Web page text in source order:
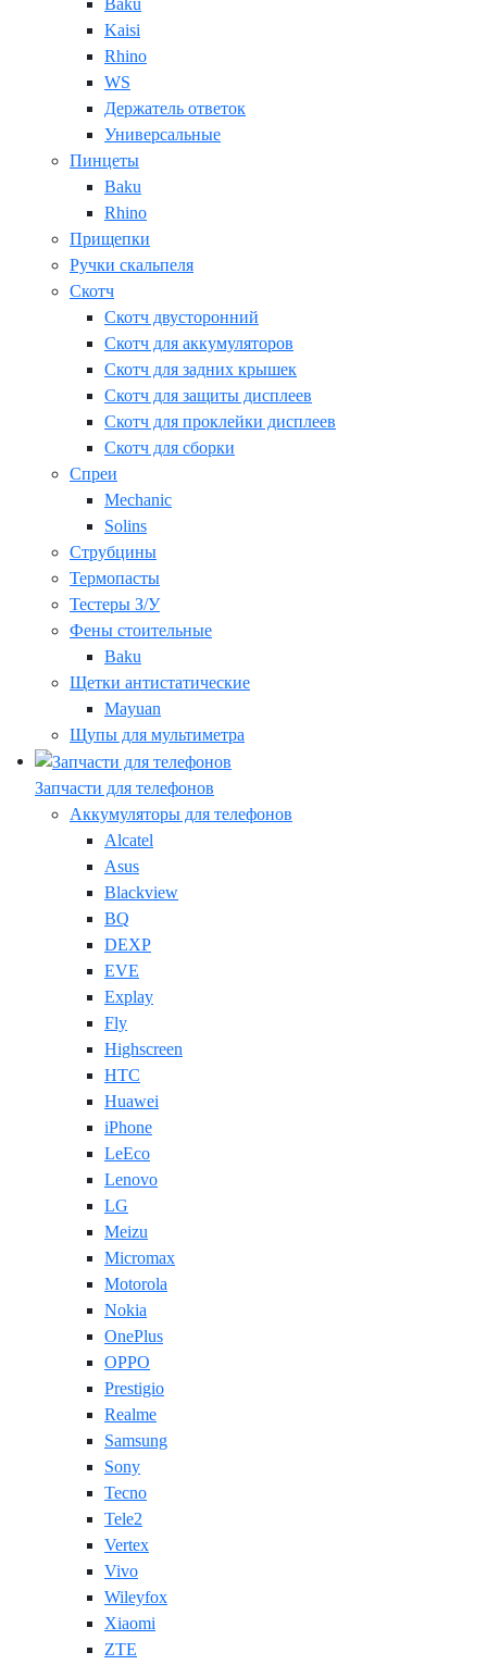
Baku
Kaisi
Rhino
WS
Держатель ответок
Универсальные
Пинцеты
Baku
Rhino
Прищепки
Ручки скальпеля
Скотч
Скотч двусторонний
Скотч для аккумуляторов
Скотч для задних крышек
Скотч для защиты дисплеев
Скотч для проклейки дисплеев
Скотч для сборки
Спреи
Mechanic
Solins
Струбцины
Термопасты
Тестеры З/У
Фены стоительные
Baku
Щетки антистатические
Mayuan
Щупы для мультиметра
Запчасти для телефонов
Аккумуляторы для телефонов
Alcatel
Asus
Blackview
BQ
DEXP
EVE
Explay
Fly
Highscreen
HTC
Huawei
iPhone
LeEco
Lenovo
LG
Meizu
Micromax
Motorola
Nokia
OnePlus
OPPO
Prestigio
Realme
Samsung
Sony
Tecno
Tele2
Vertex
Vivo
Wileyfox
Xiaomi
ZTE